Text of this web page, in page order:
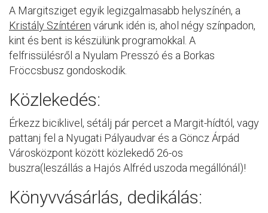
A Margitsziget egyik legizgalmasabb helyszínén, a
Kristály Színtéren várunk idén is, ahol négy színpadon,
kint és bent is készülünk programokkal. A
felfrissülésről a Nyulam Presszó és a Borkas
Fröccsbusz gondoskodik.
Közlekedés:
Érkezz biciklivel, sétálj pár percet a Margit-hídtól, vagy
pattanj fel a Nyugati Pályaudvar és a Göncz Árpád
Városközpont között közlekedő 26-os
buszra(leszállás a Hajós Alfréd uszoda megállónál)!
Könyvvásárlás, dedikálás: